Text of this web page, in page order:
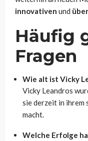
innovativen und
Häufig
Fragen
Wie alt ist Vicky
Vicky Leandros
sie derzeit in ihrem
macht.
Welche Erfolge